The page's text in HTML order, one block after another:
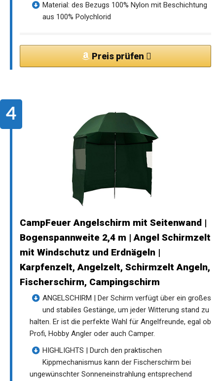
Material: des Bezugs 100% Nylon mit Beschichtung
aus 100% Polychlorid
Preis prüfen
CampFeuer Angelschirm mit Seitenwand |
Bogenspannweite 2,4 m | Angel Schirmzelt
mit Windschutz und Erdnägeln |
Karpfenzelt, Angelzelt, Schirmzelt Angeln,
Fischerschirm, Campingschirm
ANGELSCHIRM | Der Schirm verfügt über ein großes
und stabiles Gestänge, um jeder Witterung stand zu
halten. Er ist die perfekte Wahl für Angelfreunde, egal ob
Profi, Hobby Angler oder auch Camper.
HIGHLIGHTS | Durch den praktischen
Kippmechanismus kann der Fischerschirm bei
ungewünschter Sonneneinstrahlung entsprechend